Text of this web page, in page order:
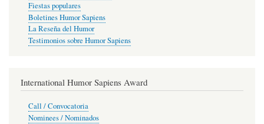
Fiestas populares
Boletines Humor Sapiens
La Reseña del Humor
Testimonios sobre Humor Sapiens
International Humor Sapiens Award
Call / Convocatoria
Nominees / Nominados